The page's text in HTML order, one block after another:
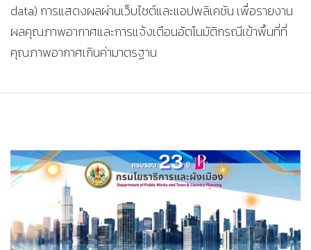
data) การแสดงผลผ่านเว็บไซต์และแอปพลิเคชัน เพื่อรายงาน
ผลคุณภาพอากาศและการแจ้งเตือนอัตโนมัติกรณีเข้าพื้นที่ที่
คุณภาพอากาศเกินค่ามาตรฐาน